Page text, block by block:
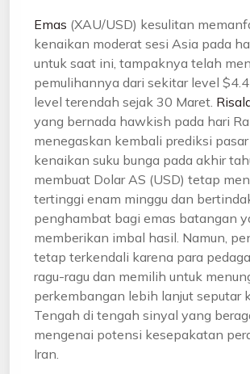
Emas (XAU/USD) kesulitan
kenaikan moderat sesi Asia pada
untuk saat ini, tampaknya telah
pemulihannya dari sekitar level
level terendah sejak 30 Maret.
yang bernada hawkish pada hari
menegaskan kembali prediksi
kenaikan suku bunga pada akhir
membuat Dolar AS (USD) tetap
tertinggi enam minggu dan
penghambat bagi emas batangan
memberikan imbal hasil. Namun,
tetap terkendali karena para
ragu-ragu dan memilih untuk
perkembangan lebih lanjut seputar
Tengah di tengah sinyal yang
mengenai potensi kesepakatan
Iran.